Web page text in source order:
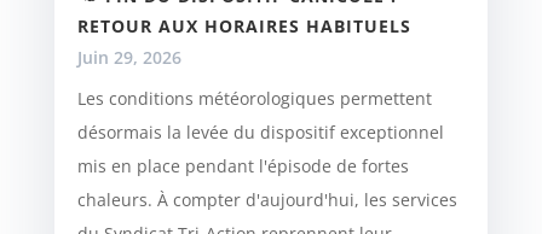
RETOUR AUX HORAIRES HABITUELS
Juin 29, 2026
Les conditions météorologiques permettent
désormais la levée du dispositif exceptionnel
mis en place pendant l'épisode de fortes
chaleurs. À compter d'aujourd'hui, les services